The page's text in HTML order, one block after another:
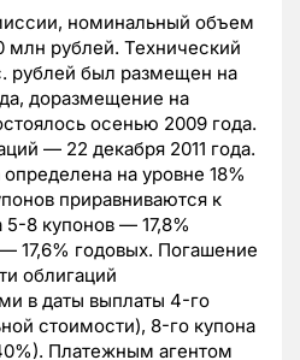
номинальный объем
млн рублей. Технический
рублей был размещен на
доразмещение на
осенью 2009 года.
— 22 декабря 2011 года.
на уровне 18%
приравниваются к
5-8 купонов — 17,8%
17,6% годовых. Погашение
облигаций
в даты выплаты 4-го
стоимости), 8-го купона
Платежным агентом